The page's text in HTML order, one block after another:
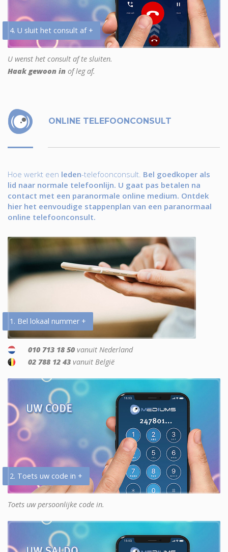
4. U sluit het consult af +
U wenst het consult af te sluiten.
Haak gewoon in of leg af.
ONLINE TELEFOONCONSULT
Hoe werkt een leden-telefoonconsult. Bel goedkoper als
lid naar normale telefoonlijn. U gaat pas betalen na
contact met een paranormale online medium. Ontdek
hier het eenvoudige stappenplan van een paranormaal
online telefoonconsult.
1. Bel lokaal nummer +
010 713 18 50 vanuit Nederland
02 788 12 43 vanuit België
2. Toets uw code in +
Toets uw persoonlijke code in.